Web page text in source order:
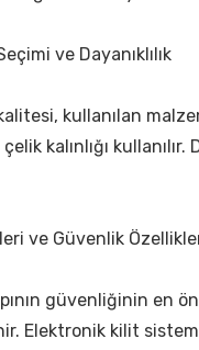
ve Dayanıklılık
kullanılan
kalınlığı
ve Güvenlik
güvenliğinin en
Elektronik kilit